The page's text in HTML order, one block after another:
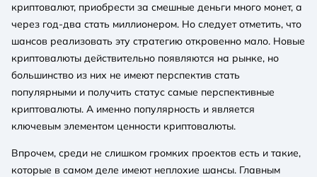
криптовалют, приобрести за смешные деньги много монет, а
через год-два стать миллионером. Но следует отметить, что
шансов реализовать эту стратегию откровенно мало. Новые
криптовалюты действительно появляются на рынке, но
большинство из них не имеют перспектив стать
популярными и получить статус самые перспективные
криптовалюты. А именно популярность и является
ключевым элементом ценности криптовалюты.
Впрочем, среди не слишком громких проектов есть и такие,
которые в самом деле имеют неплохие шансы. Главным